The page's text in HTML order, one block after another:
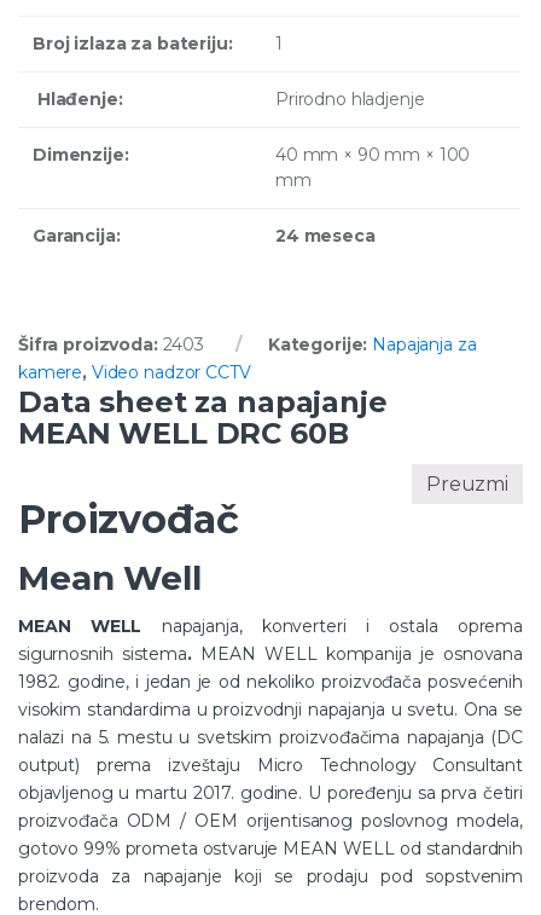
Broj izlaza za bateriju: 1
Hlađenje: Prirodno hladjenje
Dimenzije:
40 mm × 90 mm × 100
mm
Garancija: 24 meseca
Šifra proizvoda: 2403 Kategorije: Napajanja za
kamere, Video nadzor CCTV
Data sheet za napajanje
MEAN WELL DRC 60B
Preuzmi
Proizvođač
Mean Well
MEAN WELL napajanja, konverteri i ostala oprema
sigurnosnih sistema. MEAN WELL kompanija je osnovana
1982. godine, i jedan je od nekoliko proizvođača posvećenih
visokim standardima u proizvodnji napajanja u svetu. Ona se
nalazi na 5. mestu u svetskim proizvođačima napajanja (DC
output) prema izveštaju Micro Technology Consultant
objavljenog u martu 2017. godine. U poređenju sa prva četiri
proizvođača ODM / OEM orijentisanog poslovnog modela,
gotovo 99% prometa ostvaruje MEAN WELL od standardnih
proizvoda za napajanje koji se prodaju pod sopstvenim
brendom.